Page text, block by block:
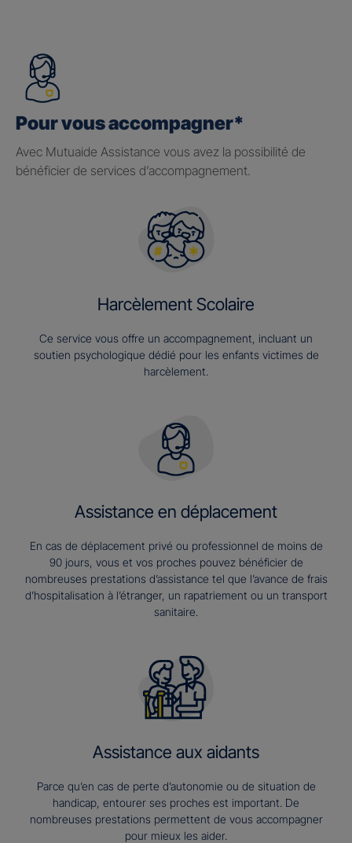
Pour vous accompagner*
Avec Mutuaide Assistance vous avez la possibilité de
bénéficier de services d’accompagnement.
Harcèlement Scolaire
Ce service vous offre un accompagnement, incluant un
soutien psychologique dédié pour les enfants victimes de
harcèlement.
Assistance en déplacement
En cas de déplacement privé ou professionnel de moins de
90 jours, vous et vos proches pouvez bénéficier de
nombreuses prestations d’assistance tel que l’avance de frais
d’hospitalisation à l’étranger, un rapatriement ou un transport
sanitaire.
Assistance aux aidants
Parce qu’en cas de perte d’autonomie ou de situation de
handicap, entourer ses proches est important. De
nombreuses prestations permettent de vous accompagner
pour mieux les aider.